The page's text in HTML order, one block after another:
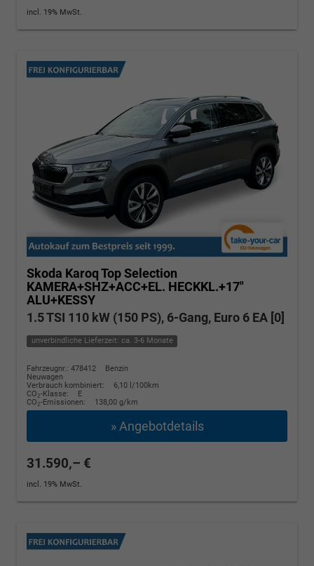
incl. 19% MwSt.
Skoda KaroqTop Selection
KAMERA+SHZ+ACC+EL. HECKKL.+17"
ALU+KESSY
1.5 TSI 110 kW (150 PS), 6-Gang, Euro 6 EA [0]
unverbindliche Lieferzeit: ca. 3-6 Monate
Fahrzeugnr.: 478412
Benzin
Neuwagen
Verbrauch kombiniert:
6,10 l/100km
CO2-Klasse:
E
CO2-Emissionen: 138,00 g/km
» Angebotdetails
31.590,– €
incl. 19% MwSt.